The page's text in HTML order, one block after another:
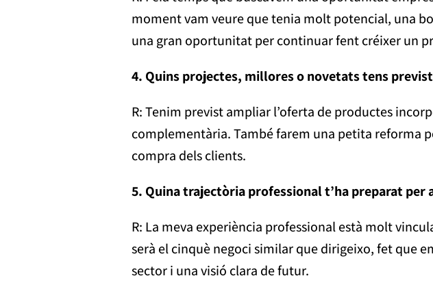
moment vam veure que tenia molt potencial, una
una gran oportunitat per continuar fent créixer un
4. Quins projectes, millores o novetats tens
R: Tenim previst ampliar l’oferta de productes
complementària. També farem una petita reforma
compra dels clients.
5. Quina trajectòria professional t’ha preparat
R: La meva experiència professional està molt
serà el cinquè negoci similar que dirigeixo, fet que
sector i una visió clara de futur.